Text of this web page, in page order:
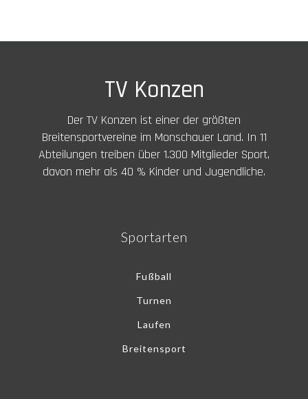
TV Konzen
Der TV Konzen ist einer der größten
Breitensportvereine im Monschauer Land. In 11
Abteilungen treiben über 1.300 Mitglieder Sport,
davon mehr als 40 % Kinder und Jugendliche.
Sportarten
Fußball
Turnen
Laufen
Breitensport